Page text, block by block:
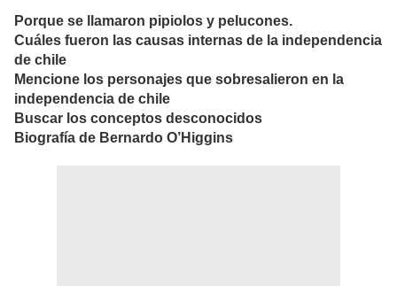
Porque se llamaron pipiolos y pelucones.
Cuáles fueron las causas internas de la independencia
de chile
Mencione los personajes que sobresalieron en la
independencia de chile
Buscar los conceptos desconocidos
Biografía de Bernardo O’Higgins